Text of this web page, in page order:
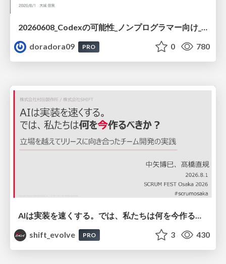
20260608_Codexの可能性_ノンプログラマー向け_大城追記
doradora09
PRO 0 780
shift_evolve
PRO 3 430